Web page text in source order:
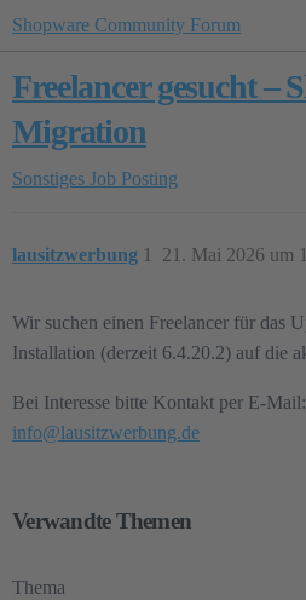
Shopware Community Forum
Freelancer gesucht –
Migration
Sonstiges Job Posting
lausitzwerbung 21. Mai 2026 um
1
Wir suchen einen Freelancer für das
Installation (derzeit 6.4.20.2) auf die
Bei Interesse bitte Kontakt per E-Mail:
info@lausitzwerbung.de
Verwandte Themen
Thema